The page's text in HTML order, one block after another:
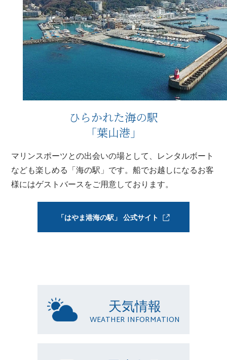
ひらかれた海の駅
「葉山港」
マリンスポーツとの出会いの場として、レンタルボート
なども楽しめる「海の駅」です。船でお越しになるお客
様にはゲストバースをご用意しております。
「はやま港海の駅」 公式サイト
天気情報
WEATHER INFORMATION